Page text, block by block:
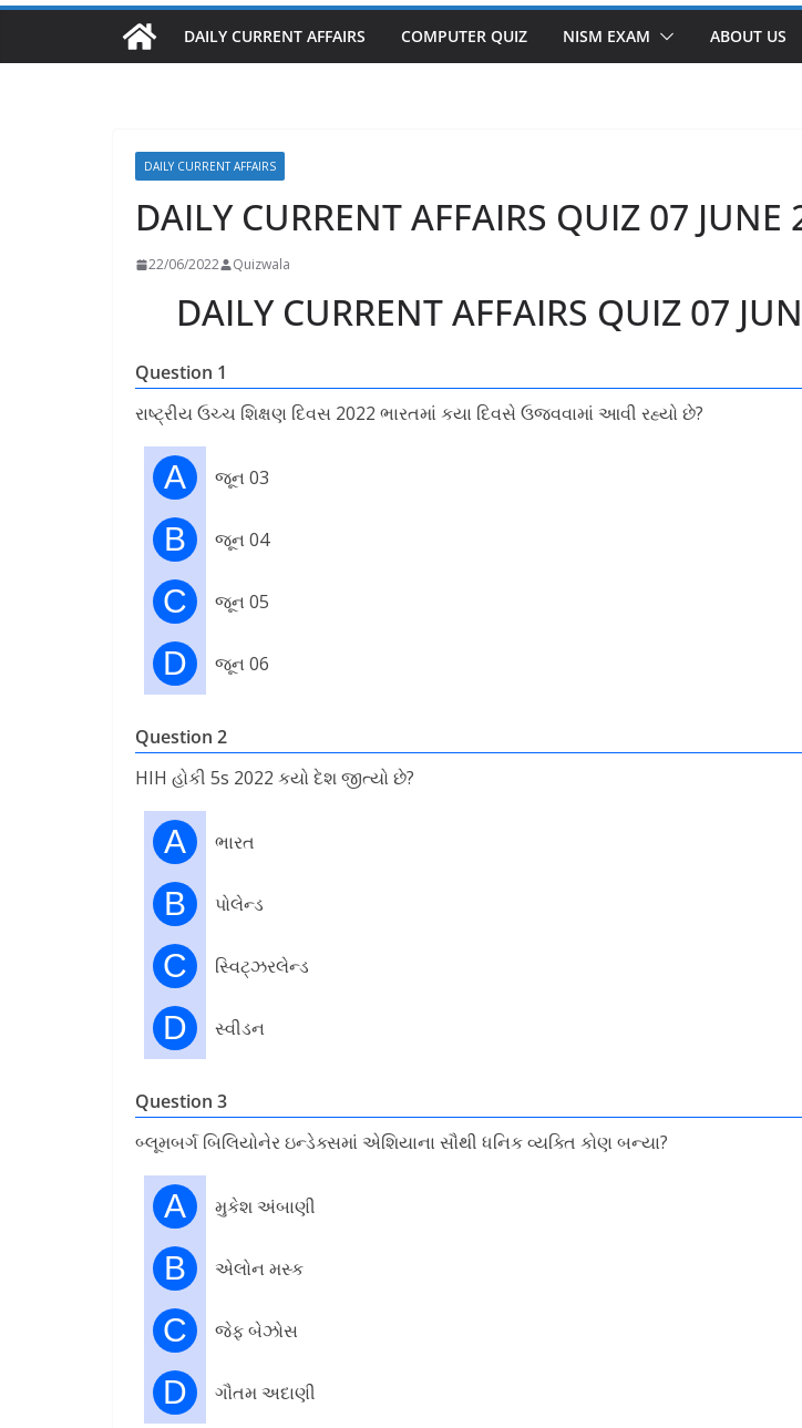
DAILY CURRENT AFFAIRS COMPUTER QUIZ NISM EXAM ABOUT US
DAILY CURRENT AFFAIRS
DAILY CURRENT AFFAIRS QUIZ 07 JUNE
22/06/2022 Quizwala
DAILY CURRENT AFFAIRS QUIZ 07
Question 1
રાષ્ટ્રીય ઉચ્ચ શિક્ષણ દિવસ 2022 ભારતમાં કયા દિવસે ઉજવવામાં આવી રહ્યો છે?
A જૂન 03
B જૂન 04
C જૂન 05
D જૂન 06
Question 2
HIH હોકી 5s 2022 કયો દેશ જીત્યો છે?
A ભારત
B પોલેન્ડ
C સ્વિટ્ઝરલેન્ડ
D સ્વીડન
Question 3
બ્લૂમબર્ગ બિલિયોનેર ઇન્ડેક્સમાં એશિયાના સૌથી ધનિક વ્યક્તિ કોણ બન્યા?
A મુકેશ અંબાણી
B એલોન મસ્ક
C જેફ બેઝોસ
D ગૌતમ અદાણી